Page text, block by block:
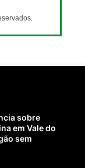
sobre
em Vale do
sem